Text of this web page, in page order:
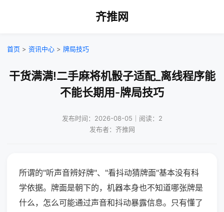
齐推网
首页 > 资讯中心 > 牌局技巧
干货满满!二手麻将机骰子适配_离线程序能
不能长期用-牌局技巧
发布时间：2026-08-05｜阅读：2
发布者：齐推网
所谓的"听声音辨好牌"、"看抖动猜牌面"基本没有科
学依据。牌面是朝下的，机器本身也不知道哪张牌是
什么，怎么可能通过声音和抖动暴露信息。只有懂了